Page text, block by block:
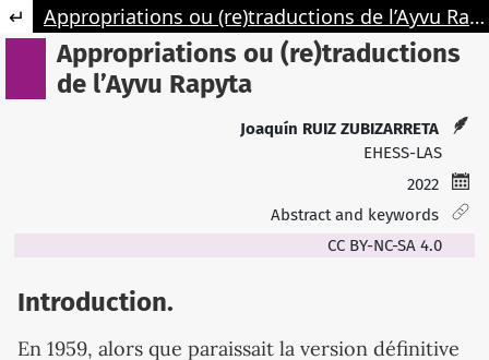
Retourner aux informations sur l'article Appropriations ou (re)traductions de l’Ayvu Rapyta